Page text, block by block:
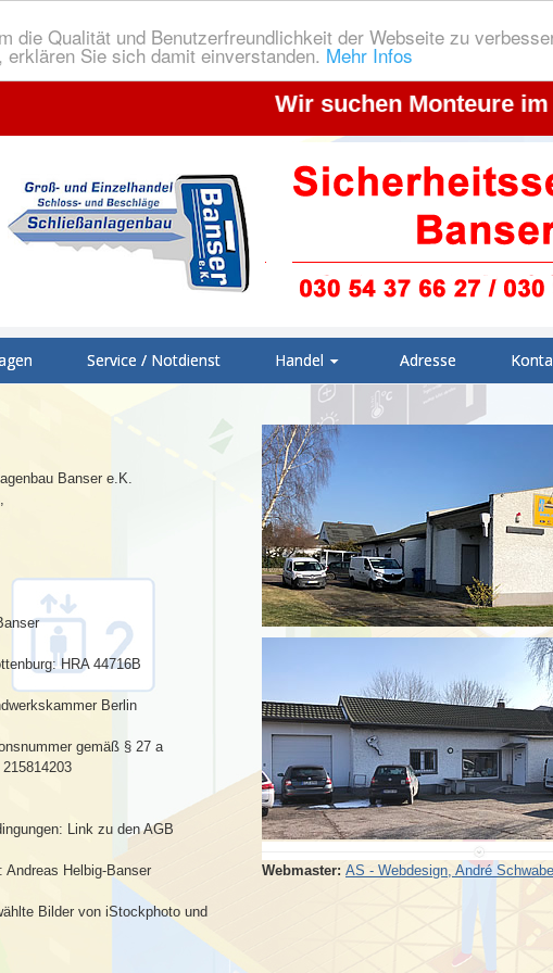
die Qualität und Benutzerfreundlichkeit der Webseite zu
Sie sich damit einverstanden. Mehr Infos
Wir suchen Monteure im
Service / Notdienst Handel Adresse
Banser e.K.
HRA 44716B
Berlin
gemäß § 27 a
Link zu den AGB
Andreas Helbig-Banser
Bilder von iStockphoto und
Webmaster: AS - Webdesign, André Schwabe